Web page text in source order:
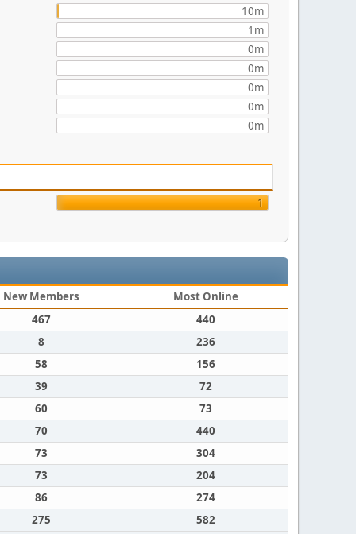
10m
1m
0m
0m
0m
0m
0m
1
New Members
Most Online
467
440
8
236
58
156
39
72
60
73
70
440
73
304
73
204
86
274
275
582